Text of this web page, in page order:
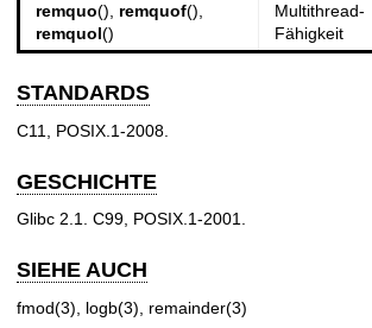
remquo(), remquof(),
remquol()
Multithread-
Fähigkeit
STANDARDS
C11, POSIX.1-2008.
GESCHICHTE
Glibc 2.1. C99, POSIX.1-2001.
SIEHE AUCH
fmod(3) logb(3) remainder(3)